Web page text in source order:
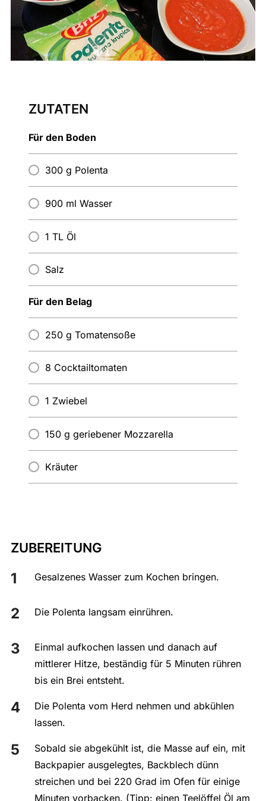
ZUTATEN
Für den Boden
300 g Polenta
900 ml Wasser
1 TL Öl
Salz
Für den Belag
250 g Tomatensoße
8 Cocktailtomaten
1 Zwiebel
150 g geriebener Mozzarella
Kräuter
ZUBEREITUNG
Gesalzenes Wasser zum Kochen bringen.
Die Polenta langsam einrühren.
Einmal aufkochen lassen und danach auf
mittlerer Hitze, beständig für 5 Minuten rühren
bis ein Brei entsteht.
Die Polenta vom Herd nehmen und abkühlen
lassen.
Sobald sie abgekühlt ist, die Masse auf ein, mit
Backpapier ausgelegtes, Backblech dünn
streichen und bei 220 Grad im Ofen für einige
Minuten vorbacken. (Tipp: einen Teelöffel Öl am